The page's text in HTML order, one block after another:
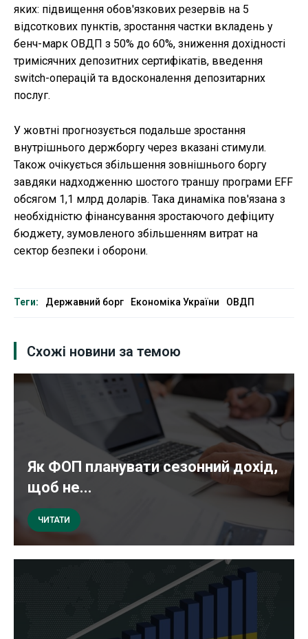
яких: підвищення обов'язкових резервів на 5
відсоткових пунктів, зростання частки вкладень у
бенч-марк ОВДП з 50% до 60%, зниження дохідності
тримісячних депозитних сертифікатів, введення
switch-операцій та вдосконалення депозитарних
послуг.
У жовтні прогнозується подальше зростання
внутрішнього держборгу через вказані стимули.
Також очікується збільшення зовнішнього боргу
завдяки надходженню шостого траншу програми EFF
обсягом 1,1 млрд доларів. Така динаміка пов'язана з
необхідністю фінансування зростаючого дефіциту
бюджету, зумовленого збільшенням витрат на
сектор безпеки і оборони.
Теги: Державний борг Економіка України ОВДП
Схожі новини за темою
Як ФОП планувати сезонний дохід,
щоб не...
ЧИТАТИ